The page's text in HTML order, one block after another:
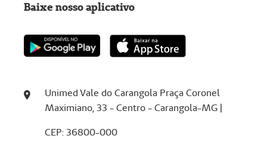
Unimed Vale do Carangola Praça Coronel
Maximiano, 33 - Centro - Carangola-MG |
CEP: 36800-000
Baixe nosso aplicativo